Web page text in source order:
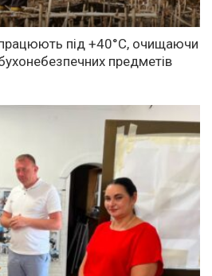
працюють під +40°C, очищаючи
предметів